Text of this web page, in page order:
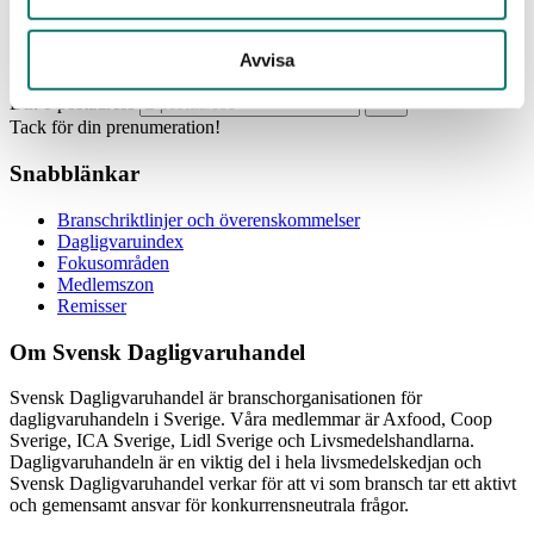
Avvisa
Din e-postadress
Tack för din prenumeration!
Snabblänkar
Branschriktlinjer och överenskommelser
Dagligvaruindex
Fokusområden
Medlemszon
Remisser
Om Svensk Dagligvaruhandel
Svensk Dagligvaruhandel är branschorganisationen för
dagligvaruhandeln i Sverige. Våra medlemmar är Axfood, Coop
Sverige, ICA Sverige, Lidl Sverige och Livsmedelshandlarna.
Dagligvaruhandeln är en viktig del i hela livsmedelskedjan och
Svensk Dagligvaruhandel verkar för att vi som bransch tar ett aktivt
och gemensamt ansvar för konkurrensneutrala frågor.